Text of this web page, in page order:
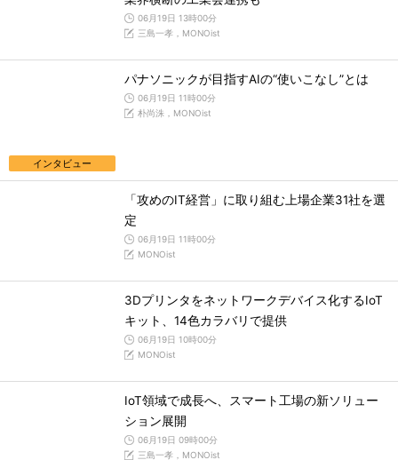
06月19日 13時00分
三島一孝，MONOist
インタビュー
パナソニックが目指すAIの“使いこなし”とは
06月19日 11時00分
朴尚洙，MONOist
「攻めのIT経営」に取り組む上場企業31社を選
定
06月19日 11時00分
MONOist
3Dプリンタをネットワークデバイス化するIoT
キット、14色カラバリで提供
06月19日 10時00分
MONOist
IoT領域で成長へ、スマート工場の新ソリュー
ション展開
06月19日 09時00分
三島一孝，MONOist